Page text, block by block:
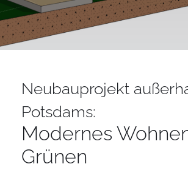
Neubauprojekt
Potsdams:
Modernes
Grünen